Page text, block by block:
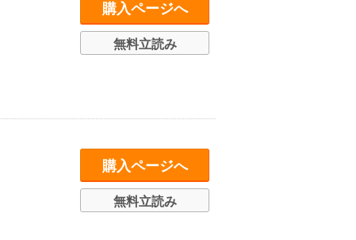
購入ページへ
無料立読み
購入ページへ
無料立読み